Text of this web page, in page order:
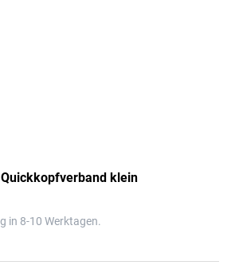
klein
in 8-10 Werktagen.